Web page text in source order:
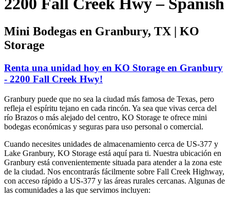
2200 Fall Creek Hwy – Spanish
Mini Bodegas en Granbury, TX | KO
Storage
Renta una unidad hoy en KO Storage en Granbury
- 2200 Fall Creek Hwy!
Granbury puede que no sea la ciudad más famosa de Texas, pero
refleja el espíritu tejano en cada rincón. Ya sea que vivas cerca del
río Brazos o más alejado del centro, KO Storage te ofrece mini
bodegas económicas y seguras para uso personal o comercial.
Cuando necesites unidades de almacenamiento cerca de US-377 y
Lake Granbury, KO Storage está aquí para ti. Nuestra ubicación en
Granbury está convenientemente situada para atender a la zona este
de la ciudad. Nos encontrarás fácilmente sobre Fall Creek Highway,
con acceso rápido a US-377 y las áreas rurales cercanas. Algunas de
las comunidades a las que servimos incluyen: